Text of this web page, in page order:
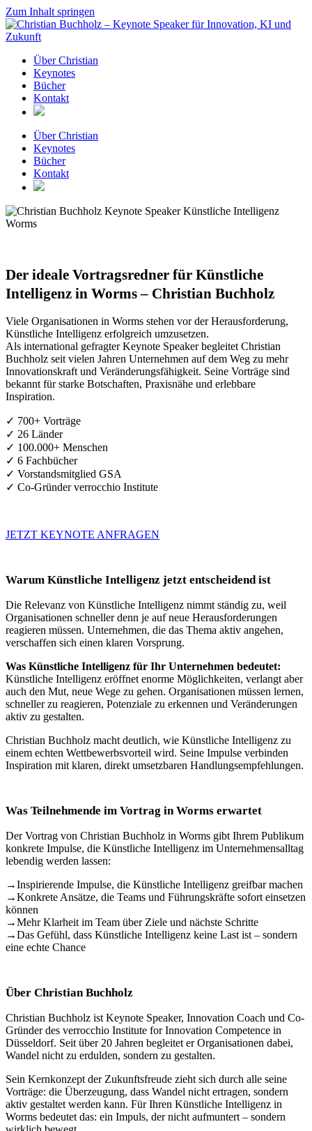
Zum Inhalt springen
Über Christian
Keynotes
Bücher
Kontakt
Über Christian
Keynotes
Bücher
Kontakt
Der ideale Vortragsredner für Künstliche
Intelligenz in Worms – Christian Buchholz
Viele Organisationen in Worms stehen vor der Herausforderung,
Künstliche Intelligenz erfolgreich umzusetzen.
Als international gefragter Keynote Speaker begleitet Christian
Buchholz seit vielen Jahren Unternehmen auf dem Weg zu mehr
Innovationskraft und Veränderungsfähigkeit. Seine Vorträge sind
bekannt für starke Botschaften, Praxisnähe und erlebbare
Inspiration.
✓ 700+ Vorträge
✓ 26 Länder
✓ 100.000+ Menschen
✓ 6 Fachbücher
✓ Vorstandsmitglied GSA
✓ Co-Gründer verrocchio Institute
JETZT KEYNOTE ANFRAGEN
Warum Künstliche Intelligenz jetzt entscheidend ist
Die Relevanz von Künstliche Intelligenz nimmt ständig zu, weil
Organisationen schneller denn je auf neue Herausforderungen
reagieren müssen. Unternehmen, die das Thema aktiv angehen,
verschaffen sich einen klaren Vorsprung.
Was Künstliche Intelligenz für Ihr Unternehmen bedeutet:
Künstliche Intelligenz eröffnet enorme Möglichkeiten, verlangt aber
auch den Mut, neue Wege zu gehen. Organisationen müssen lernen,
schneller zu reagieren, Potenziale zu erkennen und Veränderungen
aktiv zu gestalten.
Christian Buchholz macht deutlich, wie Künstliche Intelligenz zu
einem echten Wettbewerbsvorteil wird. Seine Impulse verbinden
Inspiration mit klaren, direkt umsetzbaren Handlungsempfehlungen.
Was Teilnehmende im Vortrag in Worms erwartet
Der Vortrag von Christian Buchholz in Worms gibt Ihrem Publikum
konkrete Impulse, die Künstliche Intelligenz im Unternehmensalltag
lebendig werden lassen:
→Inspirierende Impulse, die Künstliche Intelligenz greifbar machen
→Konkrete Ansätze, die Teams und Führungskräfte sofort einsetzen
können
→Mehr Klarheit im Team über Ziele und nächste Schritte
→Das Gefühl, dass Künstliche Intelligenz keine Last ist – sondern
eine echte Chance
Über Christian Buchholz
Christian Buchholz ist Keynote Speaker, Innovation Coach und Co-
Gründer des verrocchio Institute for Innovation Competence in
Düsseldorf. Seit über 20 Jahren begleitet er Organisationen dabei,
Wandel nicht zu erdulden, sondern zu gestalten.
Sein Kernkonzept der Zukunftsfreude zieht sich durch alle seine
Vorträge: die Überzeugung, dass Wandel nicht ertragen, sondern
aktiv gestaltet werden kann. Für Ihren Künstliche Intelligenz in
Worms bedeutet das: ein Impuls, der nicht aufmuntert – sondern